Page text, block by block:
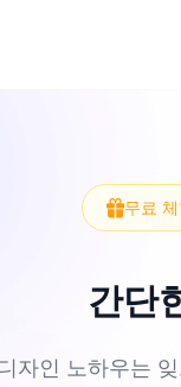
무료
간단
자인 노하우는